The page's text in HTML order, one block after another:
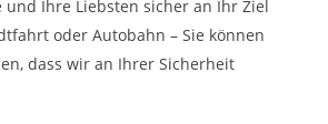
und Ihre Liebsten sicher an Ihr Ziel
oder Autobahn – Sie können
dass wir an Ihrer Sicherheit